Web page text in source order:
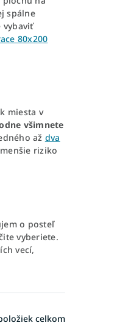
spálne
vybaviť
80x200
miesta v
všimnete
až dva
riziko
o posteľ
vyberiete.
vecí,
celkom